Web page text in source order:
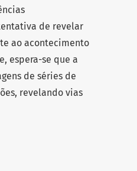
de revelar
ao acontecimento
espera-se que a
de séries de
revelando vias